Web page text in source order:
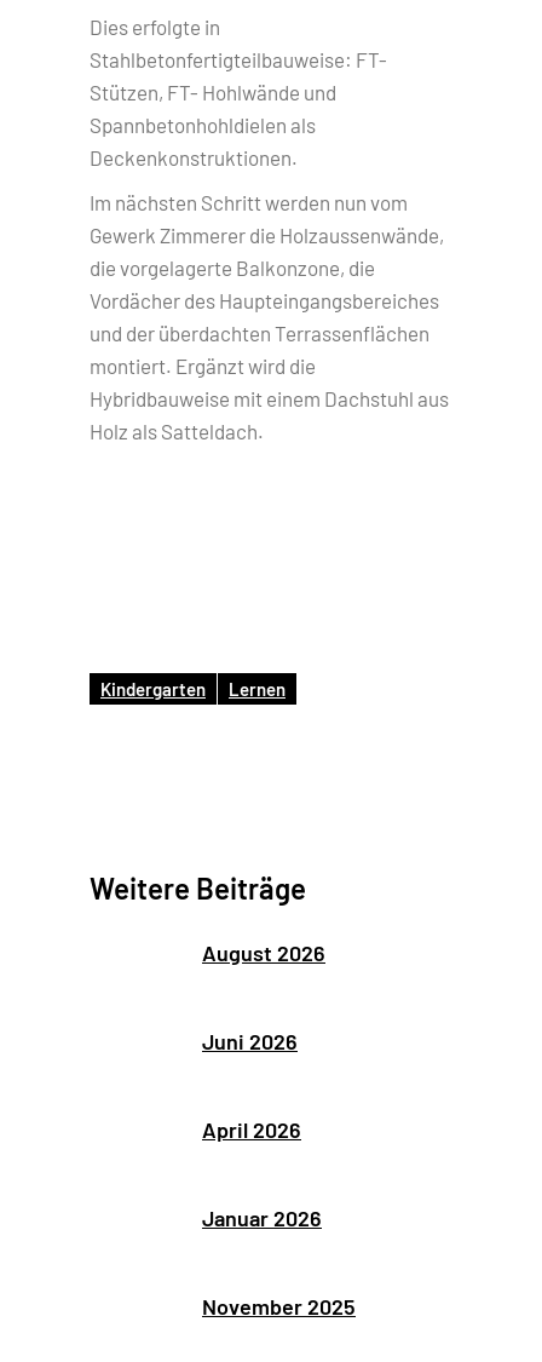
Dies erfolgte in
Stahlbetonfertigteilbauweise: FT-
Stützen, FT- Hohlwände und
Spannbetonhohldielen als
Deckenkonstruktionen.
Im nächsten Schritt werden nun vom
Gewerk Zimmerer die Holzaussenwände,
die vorgelagerte Balkonzone, die
Vordächer des Haupteingangsbereiches
und der überdachten Terrassenflächen
montiert. Ergänzt wird die
Hybridbauweise mit einem Dachstuhl aus
Holz als Satteldach.
Kindergarten Lernen
Weitere Beiträge
August 2026
Juni 2026
April 2026
Januar 2026
November 2025